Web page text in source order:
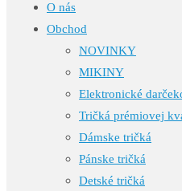
O nás
Obchod
NOVINKY
MIKINY
Elektronické
Tričká prémiovej
Dámske tričká
Pánske tričká
Detské tričká